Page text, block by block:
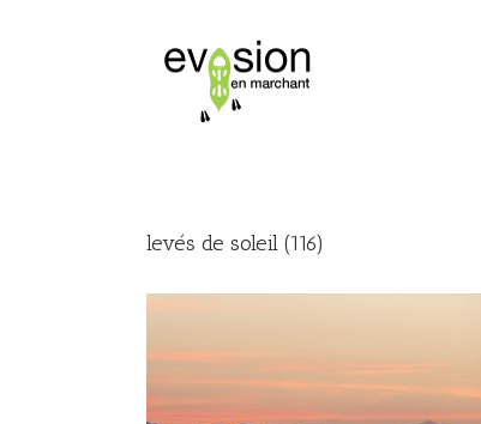
levés de soleil (116)